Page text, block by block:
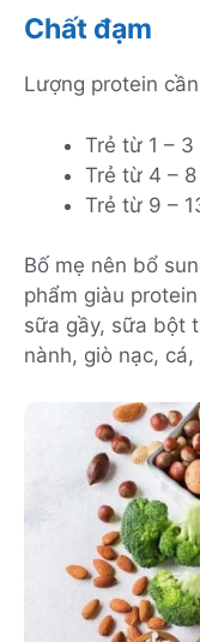
Chất đạm
Lượng protein
Trẻ từ 1 –
Trẻ từ 4 –
Trẻ từ 9 –
Bố mẹ nên bổ
phẩm giàu
sữa gầy, sữa bột
nành, giò nạc,